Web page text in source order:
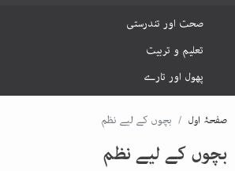
صحت اور تندرستی
تعلیم و تربیت
پھول اور تارے
صفحۂ اول بچوں کے لیے نظم
بچوں کے لیے نظم